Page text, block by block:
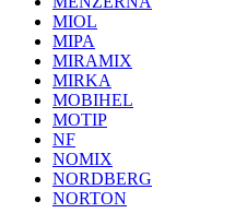
MIOL
MIPA
MIRAMIX
MIRKA
MOBIHEL
MOTIP
NF
NOMIX
NORDBERG
NORTON